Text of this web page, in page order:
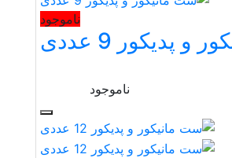
ناموجود
پدیکور 9 عددی
ناموجود